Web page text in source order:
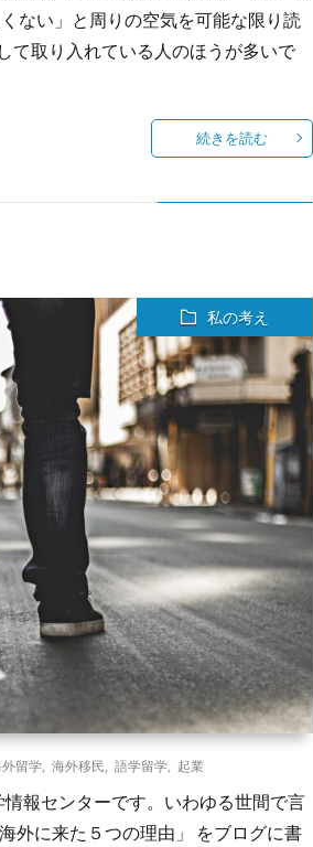
ない」と周りの空気を可能な限り読
て取り入れている人のほうが多いで
続きを読む
私の考え
外留学 海外移民 語学留学 起業
報センターです。いわゆる世間で言
外に来た５つの理由」 をブログに書